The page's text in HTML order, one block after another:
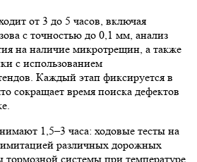
от 3 до 5 часов, включая
с точностью до 0,1 мм, анализ
на наличие микротрещин, а также
с использованием
Каждый этап фиксируется в
сокращает время поиска дефектов
1,5–3 часа: ходовые тесты на
различных дорожных
тормозной системы при температуре